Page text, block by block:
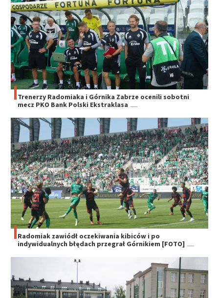
Trenerzy Radomiaka i Górnika Zabrze ocenili sobotni
mecz PKO Bank Polski Ekstraklasa
Radomiak zawiódł oczekiwania kibiców i po
indywidualnych błędach przegrał Górnikiem [FOTO]